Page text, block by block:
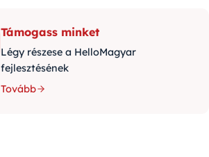
Támogass minket
Légy részese a HelloMagyar
fejlesztésének
Tovább